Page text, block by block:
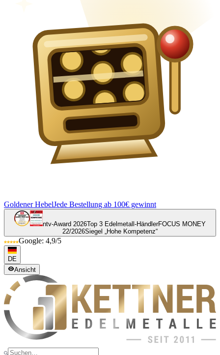
Goldener HebelJede Bestellung ab 100€ gewinnt
ntv-Award 2026Top 3 Edelmetall-HändlerFOCUS MONEY
22/2026Siegel „Hohe Kompetenz“
Google: 4,9/5
DE
Ansicht